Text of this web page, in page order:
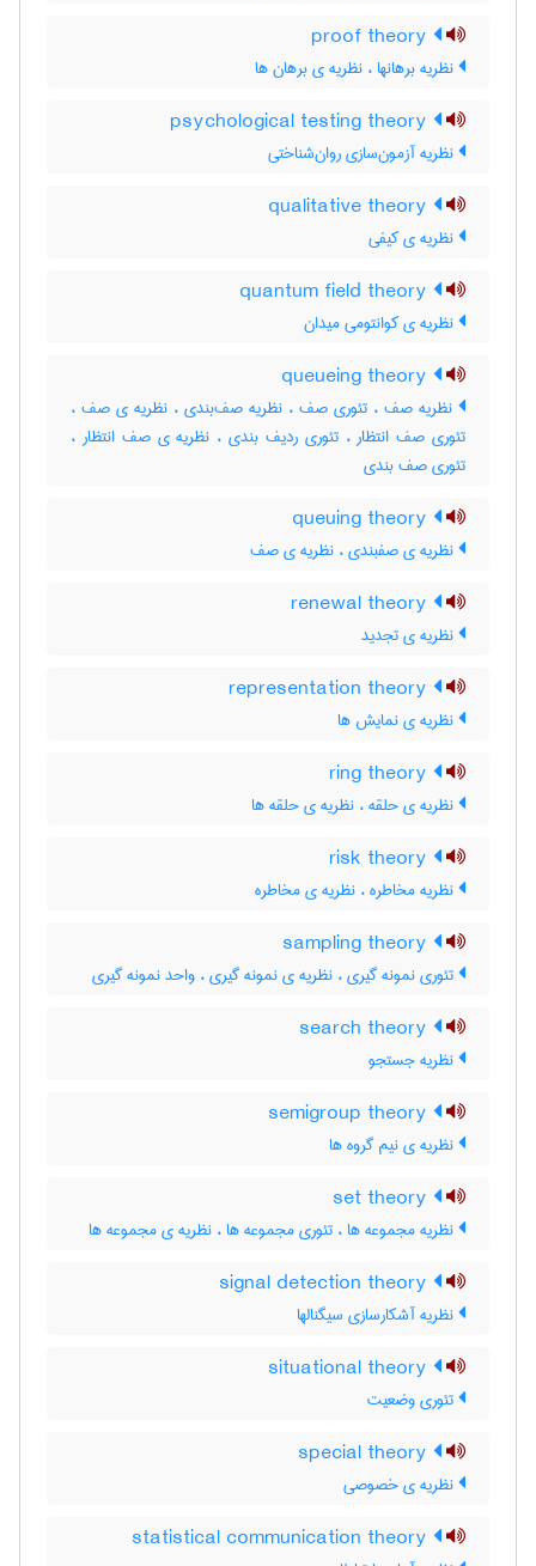
نظریه برهانها ، نظریه ی برهان ها
نظریه آزمون‌سازی روان‌شناختی
نظریه ی کیفی
نظریه ی کوانتومی میدان
نظریه صف ، تئوری صف ، نظریه صف‌بندی ، نظریه ی صف ،
تئوری صف انتظار ، تئوری ردیف بندی ، نظریه ی صف انتظار ،
تئوری صف بندی
نظریه ی صفبندی ، نظریه ی صف
نظریه ی تجدید
نظریه ی نمایش ها
نظریه ی حلقه ، نظریه ی حلقه ها
نظریه مخاطره ، نظریه ی مخاطره
تئوری نمونه گیری ، نظریه ی نمونه گیری ، واحد نمونه گیری
نظریه جستجو
نظریه ی نیم گروه ها
نظریه مجموعه ها ، تئوری مجموعه ها ، نظریه ی مجموعه ها
نظریه آشکارسازی سیگنالها
تئوری وضعیت
نظریه ی خصوصی